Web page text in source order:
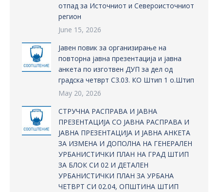
отпад за Источниот и Североисточниот
регион
June 15, 2026
Јавен повик за организирање на
повторна јавна презентација и јавна
анкета по изготвен ДУП за дел од
градска четврт С3.03. КО Штип 1 о.Штип
May 20, 2026
СТРУЧНА РАСПРАВА И ЈАВНА
ПРЕЗЕНТАЦИЈА СО ЈАВНА РАСПРАВА И
ЈАВНА ПРЕЗЕНТАЦИЈА И ЈАВНА АНКЕТА
ЗА ИЗМЕНА И ДОПОЛНА НА ГЕНЕРАЛЕН
УРБАНИСТИЧКИ ПЛАН НА ГРАД ШТИП
ЗА БЛОК СИ 02 И ДЕТАЛЕН
УРБАНИСТИЧКИ ПЛАН ЗА УРБАНА
ЧЕТВРТ СИ 02.04, ОПШТИНА ШТИП